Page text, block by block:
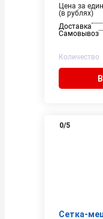
Цена за
(в рублях)
Доставка
Самовывоз
Количество
0/5
Сетка-